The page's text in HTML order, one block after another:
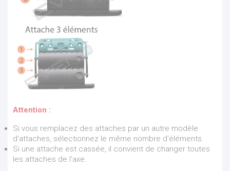
Attention :
Si vous remplacez des attaches par un autre modèle
d'attaches, sélectionnez le même nombre d'éléments.
Si une attache est cassée, il convient de changer toutes
les attaches de l'axe.